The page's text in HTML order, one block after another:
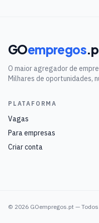
GOempregos
O maior agregador de
Milhares de oportunidades,
PLATAFORMA
Vagas
Para empresas
Criar conta
© 2026 GOempregos.pt —